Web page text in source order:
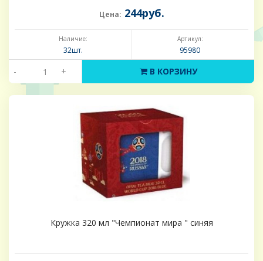
Цена: 244руб.
Наличие:
32шт.
Артикул:
95980
- + В КОРЗИНУ
Кружка 320 мл "Чемпионат мира " синяя